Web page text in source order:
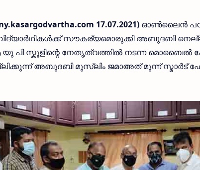
17.07.2021) ഓൺലൈൻ
സൗകര്യമൊരുക്കി അബുദബി
യു പി സ്കൂളിന്റെ നേതൃത്വത്തിൽ നടന്ന
അബുദബി മുസ്ലിം ജമാഅത് മുന്ന്